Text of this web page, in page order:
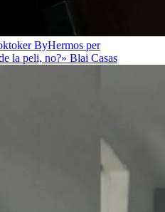
ByHermos per
la peli, no?» Blai Casas